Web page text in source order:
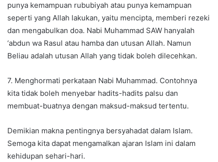
punya kemampuan rububiyah atau punya kemampuan
seperti yang Allah lakukan, yaitu mencipta, memberi rezeki
dan mengabulkan doa. Nabi Muhammad SAW hanyalah
‘abdun wa Rasul atau hamba dan utusan Allah. Namun
Beliau adalah utusan Allah yang tidak boleh dilecehkan.
7. Menghormati perkataan Nabi Muhammad. Contohnya
kita tidak boleh menyebar hadits-hadits palsu dan
membuat-buatnya dengan maksud-maksud tertentu.
Demikian makna pentingnya bersyahadat dalam Islam.
Semoga kita dapat mengamalkan ajaran Islam ini dalam
kehidupan sehari-hari.